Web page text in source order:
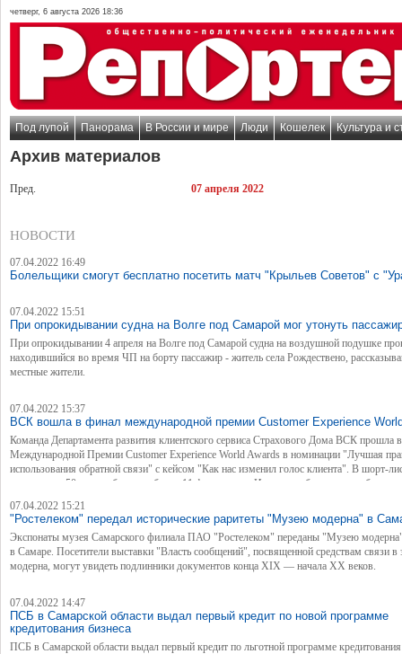
четверг, 6 августа 2026 18:36
Под лупой Панорама В России и мире Люди Кошелек Культура и
Архив материалов
Пред. 07 апреля 2022
НОВОСТИ
07.04.2022 16:49
Болельщики смогут бесплатно посетить матч "Крыльев Советов" с
07.04.2022 15:51
При опрокидывании судна на Волге под Самарой мог утонуть
При опрокидывании 4 апреля на Волге под Самарой судна на воздушной подушке
находившийся во время ЧП на борту пассажир - житель села Рождествено,
местные жители.
07.04.2022 15:37
ВСК вошла в финал международной премии Customer Experience
Команда Департамента развития клиентского сервиса Страхового Дома ВСК прошла
Международной Премии Customer Experience World Awards в номинации "Лучшая
использования обратной связи" с кейсом "Как нас изменил голос клиента". В шорт-
конкурса из 50 заявок было отобрано 11 финалистов. Итоговое объявление
07.04.2022 15:21
"Ростелеком" передал исторические раритеты "Музею модерна" в
Экспонаты музея Самарского филиала ПАО "Ростелеком" переданы "Музею
в Самаре. Посетители выставки "Власть сообщений", посвященной средствам связи в
модерна, могут увидеть подлинники документов конца XIX — начала ХХ веков.
07.04.2022 14:47
ПСБ в Самарской области выдал первый кредит по новой программе
кредитования бизнеса
ПСБ в Самарской области выдал первый кредит по льготной программе